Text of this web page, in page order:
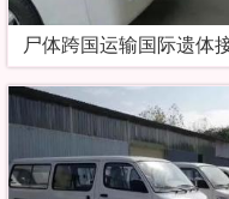
尸体跨国运输国际遗体